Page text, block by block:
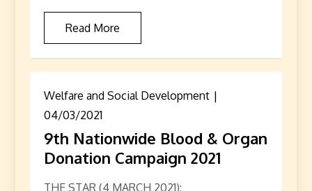
Read More
Welfare and Social Development
04/03/2021
9th Nationwide Blood & Organ
Donation Campaign 2021
THE STAR (4 MARCH 2021):